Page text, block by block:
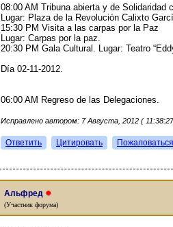
08:00 AM Tribuna abierta y de Solidaridad
Lugar: Plaza de la Revolución Calixto
15:30 PM Visita a las carpas por la Paz
Lugar: Carpas por la paz.
20:30 PM Gala Cultural. Lugar: Teatro
Día 02-11-2012.
06:00 AM Regreso de las Delegaciones.
Исправлено автором: 7 Августа, 2012 (
Ответить Цитировать Пожаловаться
Альфред ●
(Участник форума)